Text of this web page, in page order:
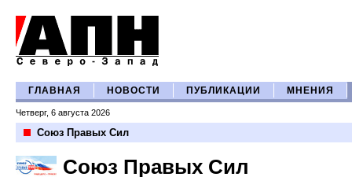
ГЛАВНАЯ НОВОСТИ ПУБЛИКАЦИИ МНЕНИЯ
Четверг, 6 августа 2026
Союз Правых Сил
Союз Правых Сил